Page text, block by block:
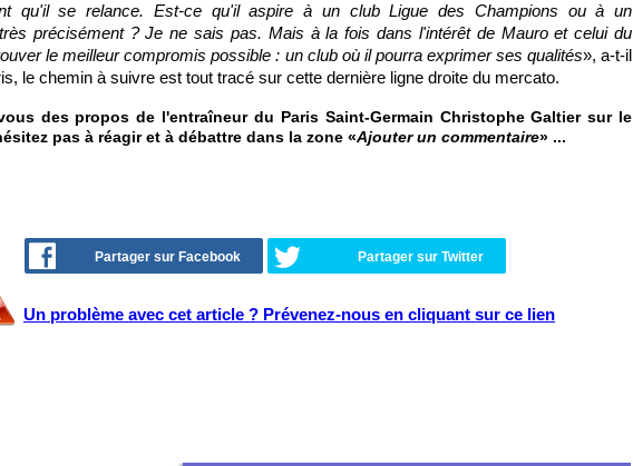
qu'il se relance. Est-ce qu'il aspire à un club Ligue des Champions ou à un
précisément ? Je ne sais pas. Mais à la fois dans l'intérêt de Mauro et celui du
le meilleur compromis possible : un club où il pourra exprimer ses qualités», a-t-il
le chemin à suivre est tout tracé sur cette dernière ligne droite du mercato.
des propos de l'entraîneur du Paris Saint-Germain Christophe Galtier sur le
pas à réagir et à débattre dans la zone «Ajouter un commentaire» ...
Partager sur Facebook Partager sur Twitter
Un problème avec cet article ? Prévenez-nous en cliquant sur ce lien